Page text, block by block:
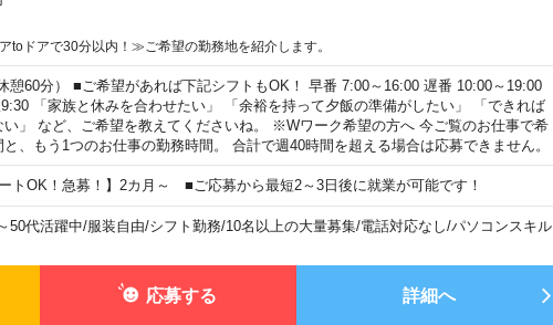
toドアで30分以内！≫ご希望の勤務地を紹介します。
憩60分） ■ご希望があれば下記シフトもOK！ 早番 7:00～16:00 遅番 10:00～19:00
「家族と休みを合わせたい」 「余裕を持って夕飯の準備がしたい」 「できれば
い」 など、ご希望を教えてくださいね。 ※Wワーク希望の方へ 今ご覧のお仕事で希
、もう1つのお仕事の勤務時間。 合計で週40時間を超える場合は応募できません。
ートOK！急募！】2カ月～ ■ご応募から最短2～3日後に就業が可能です！
50代活躍中/服装自由/シフト勤務/10名以上の大量募集/電話対応なし/パソコンスキル
応募する 詳細へ